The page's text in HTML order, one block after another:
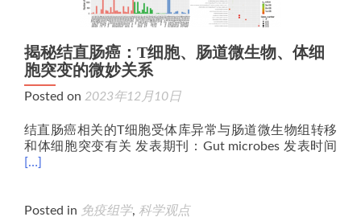
揭秘结直肠癌：T细胞、肠道微生物、体细
胞突变的微妙关系
Posted on 2023年12月10日
结直肠癌相关的T细胞受体库异常与肠道微生物组转移
和体细胞突变有关 发表期刊：Gut microbes 发表时间
[…]
Posted in 免疫组学, 科学观点